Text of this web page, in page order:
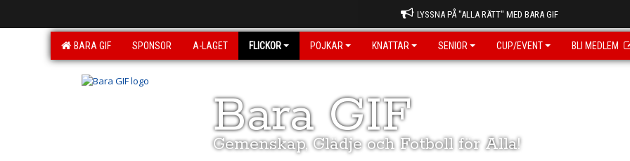
LYSSNA PÅ "ALLA RÄTT" MED BARA GIF
BARA GIF SPONSOR A-LAGET FLICKOR POJKAR KNATTAR SENIOR CUP/EVENT BLI MEDLEM
Bara GIF
Gemenskap, Glädje och Fotboll för Alla!